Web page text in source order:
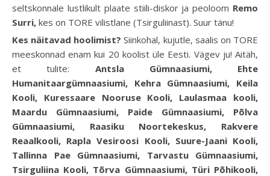
seltskonnale lustlikult plaate stiili-diskor ja peoloom Remo
Surri, kes on TORE vilistlane (Tsirguliinast). Suur tänu!
Kes näitavad hoolimist? Siinkohal, kujutle, saalis on TORE
meeskonnad enam kui 20 koolist üle Eesti. Vägev ju! Aitäh,
et tulite: Antsla Gümnaasiumi, Ehte
Humanitaargümnaasiumi, Kehra Gümnaasiumi, Keila
Kooli, Kuressaare Nooruse Kooli, Laulasmaa kooli,
Maardu Gümnaasiumi, Paide Gümnaasiumi, Põlva
Gümnaasiumi, Raasiku Noortekeskus, Rakvere
Reaalkooli, Rapla Vesiroosi Kooli, Suure-Jaani Kooli,
Tallinna Pae Gümnaasiumi, Tarvastu Gümnaasiumi,
Tsirguliina Kooli, Tõrva Gümnaasiumi, Türi Põhikooli,